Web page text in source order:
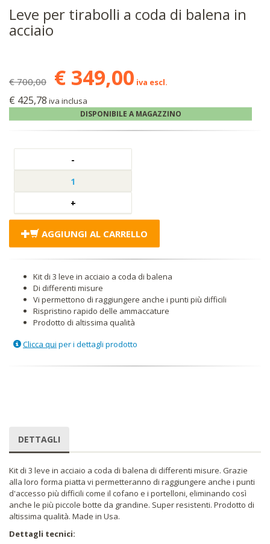
Leve per tirabolli a coda di balena in
acciaio
€ 700,00 € 349,00 iva escl.
€ 425,78 iva inclusa
DISPONIBILE A MAGAZZINO
AGGIUNGI AL CARRELLO
Kit di 3 leve in acciaio a coda di balena
Di differenti misure
Vi permettono di raggiungere anche i punti più difficili
Rispristino rapido delle ammaccature
Prodotto di altissima qualità
Clicca qui per i dettagli prodotto
DETTAGLI
Kit di 3 leve in acciaio a coda di balena di differenti misure. Grazie
alla loro forma piatta vi permetteranno di raggiungere anche i punti
d'accesso più difficili come il cofano e i portelloni, eliminando così
anche le più piccole botte da grandine. Super resistenti. Prodotto di
altissima qualità. Made in Usa.
Dettagli tecnici: